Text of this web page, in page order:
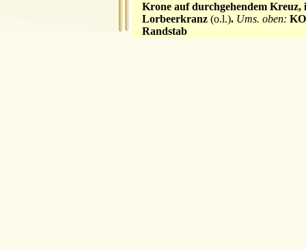
Krone auf durchgehendem
Lorbeerkranz (o.l.). Ums. oben:
Randstab